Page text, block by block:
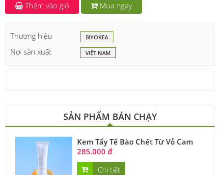
Thêm vào giỏ Mua ngay
Thương hiệu BIYOKEA
Nơi sản xuất VIỆT NAM
SẢN PHẨM BÁN CHẠY
Kem Tẩy Tế Bào Chết Từ Vỏ Cam
285.000 đ
Chi tiết